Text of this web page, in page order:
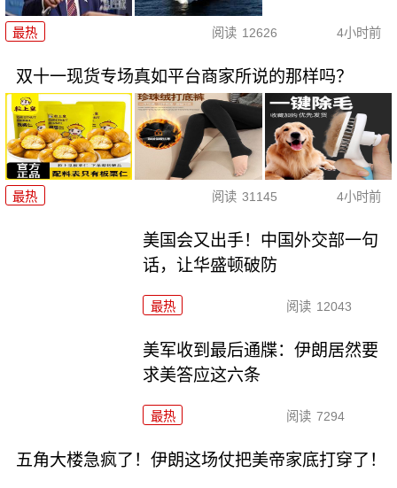
最热 阅读 12626 4小时前
双十一现货专场真如平台商家所说的那样吗？
最热 阅读 31145 4小时前
美国会又出手！中国外交部一句
话，让华盛顿破防
最热 阅读 12043
美军收到最后通牒：伊朗居然要
求美答应这六条
最热 阅读 7294
五角大楼急疯了！伊朗这场仗把美帝家底打穿了！